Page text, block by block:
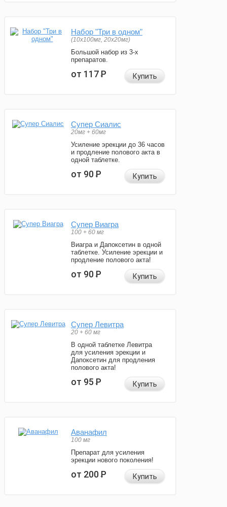
Набор "Три в одном"
(10x100мг, 20x20мг)
Большой набор из 3-х
препаратов.
от 117Р Купить
Супер Сиалис
20мг + 60мг
Усиление эрекции до 36 часов
и продление полового акта в
одной таблетке.
от 90Р Купить
Супер Виагра
100 + 60 мг
Виагра и Дапоксетин в одной
таблетке. Усиление эрекции и
продление полового акта!
от 90Р Купить
Супер Левитра
20 + 60 мг
В одной таблетке Левитра
для усиления эрекции и
Дапоксетин для продления
полового акта!
от 95Р Купить
Аванафил
100 мг
Препарат для усиления
эрекции нового поколения!
от 200Р Купить